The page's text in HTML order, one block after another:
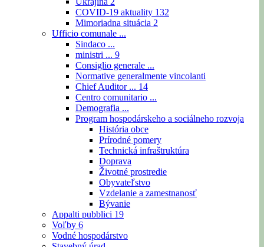
COVID-19 aktuality 132
Mimoriadna situácia 2
Ufficio comunale ...
Sindaco ...
ministri ... 9
Consiglio generale ...
Normative generalmente vincolanti
Chief Auditor ... 14
Centro comunitario ...
Demografia ...
Program hospodárskeho a sociálneho rozvoja
História obce
Prírodné pomery
Technická infraštruktúra
Doprava
Životné prostredie
Obyvateľstvo
Vzdelanie a zamestnanosť
Bývanie
Appalti pubblici 19
Voľby 6
Vodné hospodárstvo